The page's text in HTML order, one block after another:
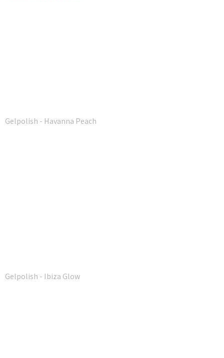
Gelpolish - Havanna Peach
Gelpolish - Ibiza Glow